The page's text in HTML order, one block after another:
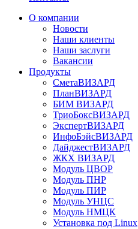
О компании
Новости
Наши клиенты
Наши заслуги
Вакансии
Продукты
СметаВИЗАРД
ПланВИЗАРД
БИМ ВИЗАРД
ТриоБоксВИЗАРД
ЭкспертВИЗАРД
ИнфоБэйсВИЗАРД
ДайджестВИЗАРД
ЖКХ ВИЗАРД
Модуль ЦВОР
Модуль ПНР
Модуль ПИР
Модуль УНЦС
Модуль НМЦК
Установка под Linux